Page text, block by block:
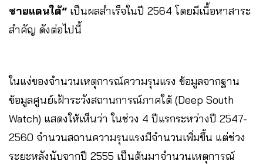
ชายแดนใต้” เป็นผลสำเร็จในปี 2564 โดยมีเนื้อหาสาระ
สำคัญ ดังต่อไปนี้
ในแง่ของจำนวนเหตุการณ์ความรุนแรง ข้อมูลจากฐาน
ข้อมูลศูนย์เฝ้าระวังสถานการณ์ภาคใต้ (Deep South
Watch) แสดงให้เห็นว่า ในช่วง 4 ปีแรกระหว่างปี 2547-
2560 จำนวนสถานความรุนแรงมีจำนวนเพิ่มขึ้น แต่ช่วง
ระยะหลังนับจากปี 2555 เป็นต้นมาจำนวนเหตุการณ์